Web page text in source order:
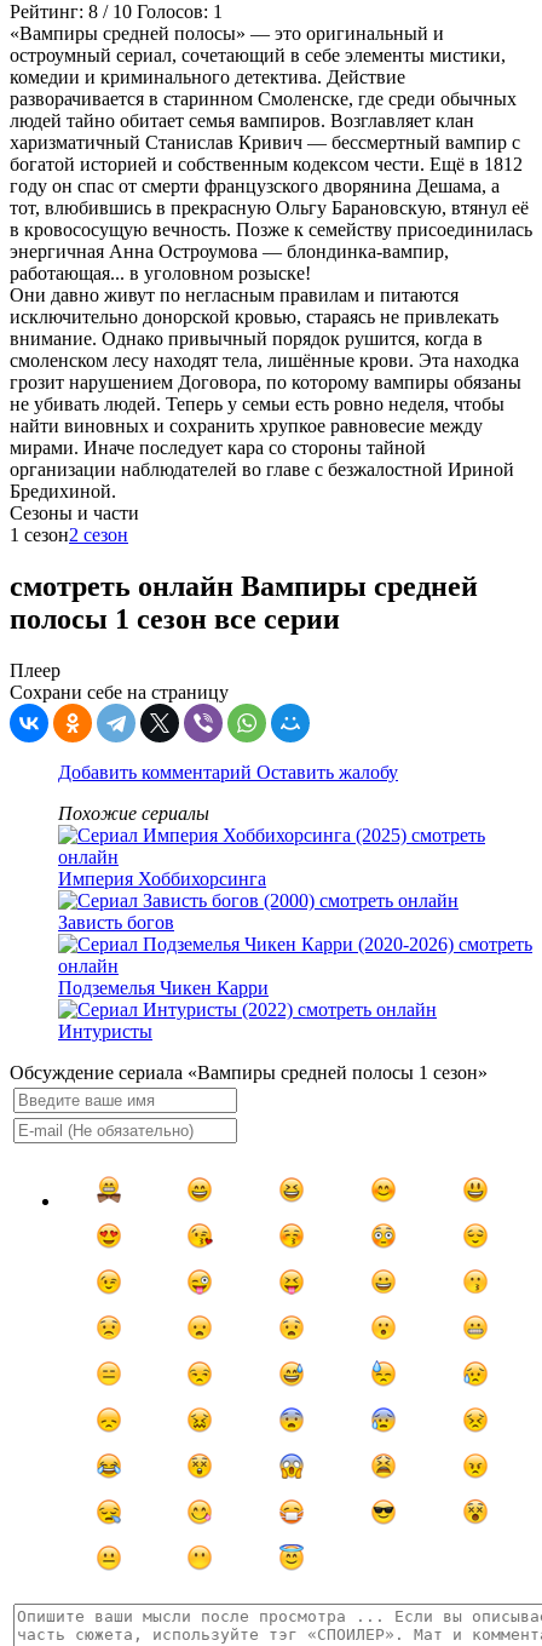
Рейтинг: 8 / 10 Голосов: 1
«Вампиры средней полосы» — это оригинальный и
остроумный сериал, сочетающий в себе элементы мистики,
комедии и криминального детектива. Действие
разворачивается в старинном Смоленске, где среди обычных
людей тайно обитает семья вампиров. Возглавляет клан
харизматичный Станислав Кривич — бессмертный вампир с
богатой историей и собственным кодексом чести. Ещё в 1812
году он спас от смерти французского дворянина Дешама, а
тот, влюбившись в прекрасную Ольгу Барановскую, втянул её
в кровососущую вечность. Позже к семейству присоединилась
энергичная Анна Остроумова — блондинка-вампир,
работающая... в уголовном розыске!
Они давно живут по негласным правилам и питаются
исключительно донорской кровью, стараясь не привлекать
внимание. Однако привычный порядок рушится, когда в
смоленском лесу находят тела, лишённые крови. Эта находка
грозит нарушением Договора, по которому вампиры обязаны
не убивать людей. Теперь у семьи есть ровно неделя, чтобы
найти виновных и сохранить хрупкое равновесие между
мирами. Иначе последует кара со стороны тайной
организации наблюдателей во главе с безжалостной Ириной
Бредихиной.
Cезоны и части
1 сезон2 сезон
смотреть онлайн Вампиры средней
полосы 1 сезон все серии
Плеер
Сохрани себе на страницу
Добавить комментарий Оставить жалобу
Похожие сериалы
Империя Хоббихорсинга
Зависть богов
Подземелья Чикен Карри
Интуристы
Обсуждение сериала «Вампиры средней полосы 1 сезон»